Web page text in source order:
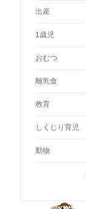
出産
1歳児
おむつ
離乳食
教育
しくじり育児
動物